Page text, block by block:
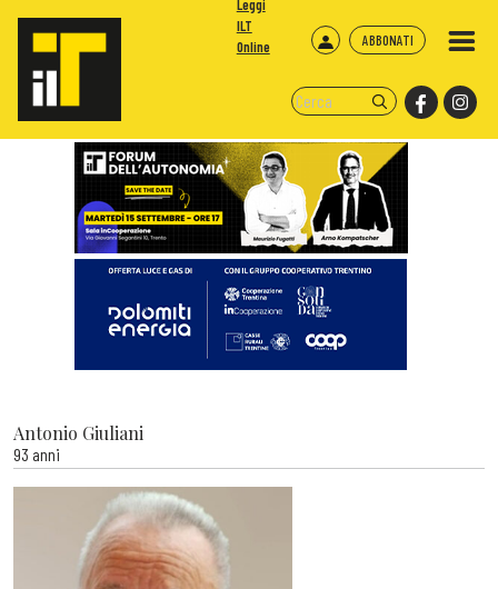
ABBONATI
Leggi
ILT
Online
Antonio Giuliani
93 anni